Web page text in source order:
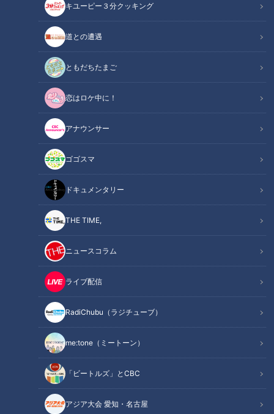
キユーピー３分クッキング
道との遭遇
ともだちたまご
恋はロケ中に！
アナウンサー
ゴゴスマ
ドキュメンタリー
THE TIME,
ニュースコラム
ライブ配信
RadiChubu（ラジチューブ）
me:tone（ミートーン）
「ビートルズ」とCBC
アジア大会 愛知・名古屋
音無美紀子【スジナシ】先手必勝！怒涛の会話劇！鶴瓶「呼吸が合うん
ですよ。コントしなはれ！」
この記事の画像
記事に戻る
この記事を見たあなたへのおすすめ
えなりかずき【スジナシ】「受
けて立たない！しばらく」当時
16歳の貫禄演技に心労の鶴瓶…
夏も要注意！？脳卒中【チャン
ト！】